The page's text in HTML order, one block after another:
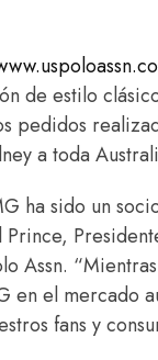
de estilo
pedidos
a toda
ha sido un
Assn.
en el mercado
fans y